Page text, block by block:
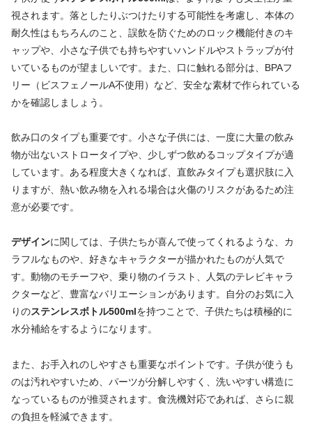
視されます。落としたりぶつけたりする可能性を考慮し、本体の
耐久性はもちろんのこと、誤飲を防ぐためのロック機能付きのキ
ャップや、小さな子供でも持ちやすいハンドルやストラップが付
いているものが望ましいです。また、口に触れる部分は、BPAフ
リー（ビスフェノールA不使用）など、安全な素材で作られている
かを確認しましょう。
飲み口のタイプも重要です。小さな子供には、一度に大量の飲み
物が出ないストロータイプや、少しずつ飲めるコップタイプが適
しています。ある程度大きくなれば、直飲みタイプも選択肢に入
りますが、熱い飲み物を入れる場合は火傷のリスクがあるため注
意が必要です。
デザインに関しては、子供たちが喜んで使ってくれるような、カ
ラフルなものや、好きなキャラクターが描かれたものが人気で
す。動物のモチーフや、乗り物のイラスト、人気のテレビキャラ
クターなど、豊富なバリエーションがあります。自分のお気に入
りのステンレスボトル500mlを持つことで、子供たちは積極的に
水分補給をするようになります。
また、お手入れのしやすさも重要なポイントです。子供が使うも
のは汚れやすいため、パーツが分解しやすく、洗いやすい構造に
なっているものが推奨されます。食洗機対応であれば、さらに親
の負担を軽減できます。